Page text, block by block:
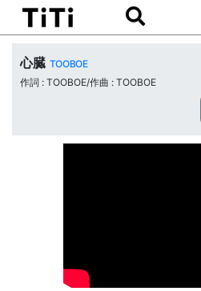
心臓 TOOBOE
作詞 : TOOBOE/作曲 : TOOBOE